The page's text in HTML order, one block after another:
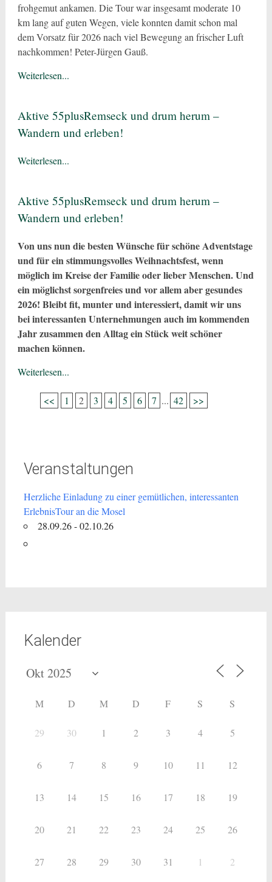
frohgemut ankamen. Die Tour war insgesamt moderate 10
km lang auf guten Wegen, viele konnten damit schon mal
dem Vorsatz für 2026 nach viel Bewegung an frischer Luft
nachkommen! Peter-Jürgen Gauß.
Weiterlesen...
Aktive 55plusRemseck und drum herum –
Wandern und erleben!
Weiterlesen...
Aktive 55plusRemseck und drum herum –
Wandern und erleben!
Von uns nun die besten Wünsche für schöne Adventstage
und für ein stimmungsvolles Weihnachtsfest, wenn
möglich im Kreise der Familie oder lieber Menschen. Und
ein möglichst sorgenfreies und vor allem aber gesundes
2026! Bleibt fit, munter und interessiert, damit wir uns
bei interessanten Unternehmungen auch im kommenden
Jahr zusammen den Alltag ein Stück weit schöner
machen können.
Weiterlesen...
<< 1 2 3 4 5 6 7 ... 42 >>
Veranstaltungen
Herzliche Einladung zu einer gemütlichen, interessanten
ErlebnisTour an die Mosel
28.09.26 - 02.10.26
Kalender
M D M D F S S
29 30 1 2 3 4 5
6 7 8 9 10 11 12
13 14 15 16 17 18 19
20 21 22 23 24 25 26
27 28 29 30 31 1 2